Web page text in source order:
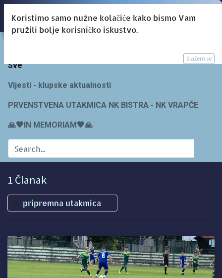
Sve
Vijesti - klupske aktualnosti
PRVENSTVENA UTAKMICA NK BISTRA - NK VRAPČE
🙏🖤IN MEMORIAM🖤🙏
1 Članak
pripremna utakmica ×
Koristimo samo nužne kolačiće kako bismo Vam
pružili bolje korisničko iskustvo.
Slažem se